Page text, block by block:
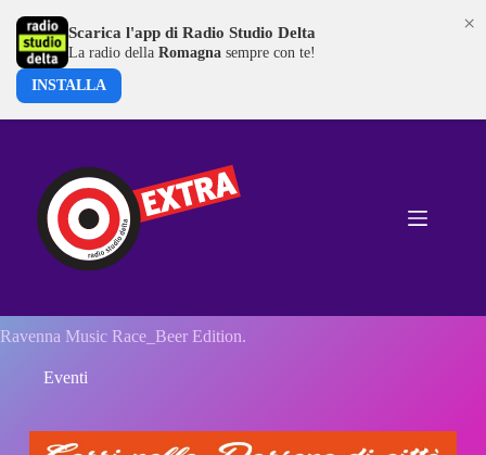
Ravenna Music Race_Beer Edition.
Eventi
×
Scarica l'app di Radio Studio Delta
La radio della Romagna sempre con te!
INSTALLA